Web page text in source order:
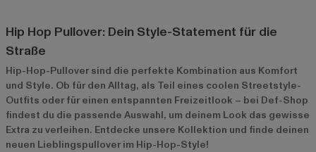
Hip Hop Pullover: Dein Style-Statement für die
Straße
Hip-Hop-Pullover sind die perfekte Kombination aus Komfort
und Style. Ob für den Alltag, als Teil eines coolen Streetstyle-
Outfits oder für einen entspannten Freizeitlook – bei Def-Shop
findest du die passende Auswahl, um deinem Look das gewisse
Extra zu verleihen. Entdecke unsere Kollektion und finde deinen
neuen Lieblingspullover im Hip-Hop-Style!